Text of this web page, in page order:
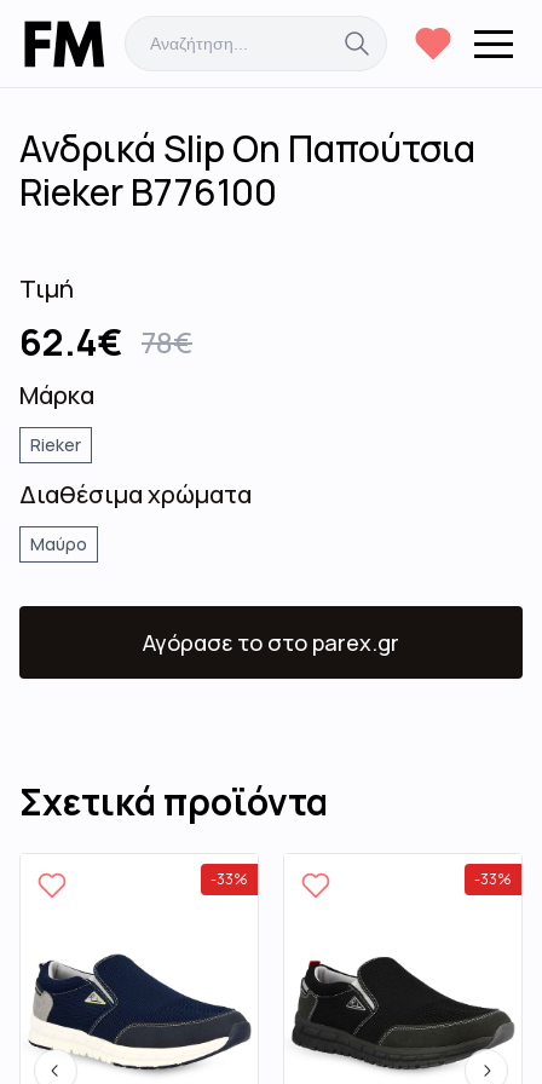
Ανδρικά Slip On Παπούτσια
Rieker B776100
Τιμή
62.4€ 78€
Μάρκα
Rieker
Διαθέσιμα χρώματα
Μαύρο
Αγόρασε το στο parex.gr
Σχετικά προϊόντα
-33% -33%